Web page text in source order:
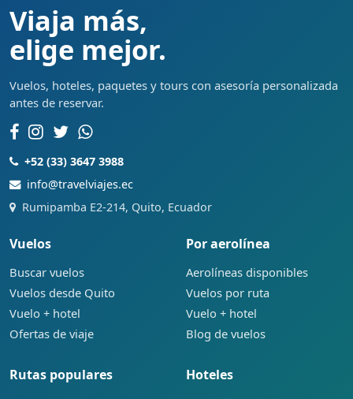
Viaja más,
elige mejor.
Vuelos, hoteles, paquetes y tours con asesoría personalizada
antes de reservar.
+52 (33) 3647 3988
info@travelviajes.ec
Rumipamba E2-214, Quito, Ecuador
Vuelos
Buscar vuelos
Vuelos desde Quito
Vuelo + hotel
Ofertas de viaje
Por aerolínea
Aerolíneas disponibles
Vuelos por ruta
Vuelo + hotel
Blog de vuelos
Rutas populares Hoteles